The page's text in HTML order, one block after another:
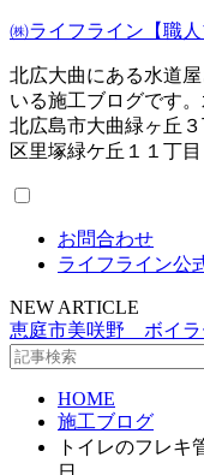
㈱ライフライン【職人
北広大曲にある水道
いる施工ブログです
北広島市大曲緑ヶ丘
区里塚緑ケ丘１１丁目
お問合わせ
ライフライン公
NEW ARTICLE
恵庭市美咲野 ボイラ
HOME
施工ブログ
トイレのフレ